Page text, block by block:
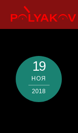
19
НОЯ
2018